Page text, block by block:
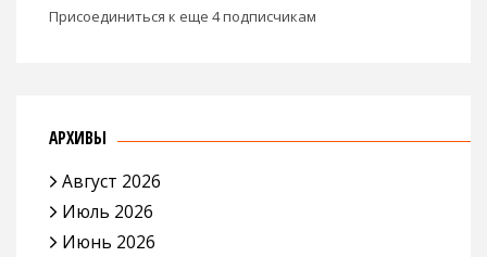
Присоединиться к еще 4 подписчикам
АРХИВЫ
Август 2026
Июль 2026
Июнь 2026